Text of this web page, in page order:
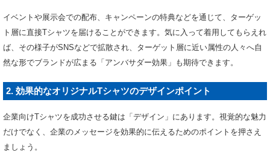
イベントや展示会での配布、キャンペーンの特典などを通じて、ターゲッ
ト層に直接Tシャツを届けることができます。気に入って着用してもらえれ
ば、その様子がSNSなどで拡散され、ターゲット層に近い属性の人々へ自
然な形でブランドが広まる「アンバサダー効果」も期待できます。
2. 効果的なオリジナルTシャツのデザインポイント
企業向けTシャツを成功させる鍵は「デザイン」にあります。視覚的な魅力
だけでなく、企業のメッセージを効果的に伝えるためのポイントを押さえ
ましょう。